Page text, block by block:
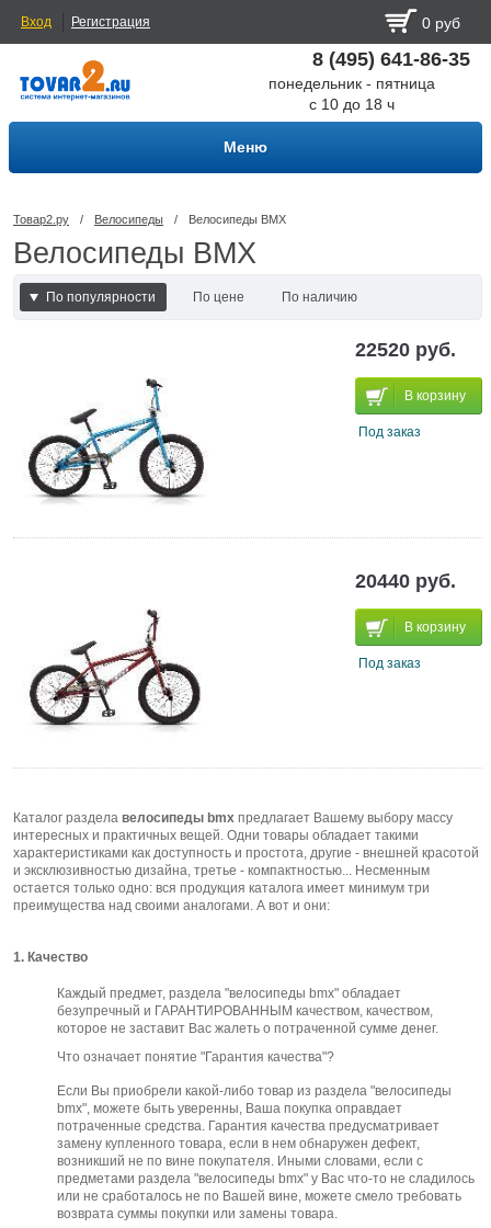
Вход Регистрация 0 руб
8 (495) 641-86-35
понедельник - пятница
с 10 до 18 ч
Меню
Товар2.ру / Велосипеды / Велосипеды BMX
Велосипеды BMX
По популярности По цене
По наличию
22520 руб.
В корзину
Под заказ
20440 руб.
В корзину
Под заказ
Каталог раздела велосипеды bmx предлагает Вашему выбору массу
интересных и практичных вещей. Одни товары обладает такими
характеристиками как доступность и простота, другие - внешней красотой
и эксклюзивностью дизайна, третье - компактностью... Несменным
остается только одно: вся продукция каталога имеет минимум три
преимущества над своими аналогами. А вот и они:
1. Качество
Каждый предмет, раздела "велосипеды bmx" обладает
безупречный и ГАРАНТИРОВАННЫМ качеством, качеством,
которое не заставит Вас жалеть о потраченной сумме денег.
Что означает понятие "Гарантия качества"?
Если Вы приобрели какой-либо товар из раздела "велосипеды
bmx", можете быть уверенны, Ваша покупка оправдает
потраченные средства. Гарантия качества предусматривает
замену купленного товара, если в нем обнаружен дефект,
возникший не по вине покупателя. Иными словами, если с
предметами раздела "велосипеды bmx" у Вас что-то не сладилось
или не сработалось не по Вашей вине, можете смело требовать
возврата суммы покупки или замены товара.